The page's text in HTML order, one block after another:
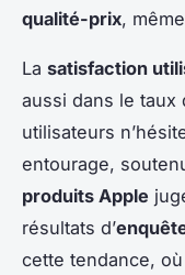
qualité-prix,
La satisfaction
aussi dans le taux
utilisateurs
entourage,
produits Apple
résultats d’
cette tendance,